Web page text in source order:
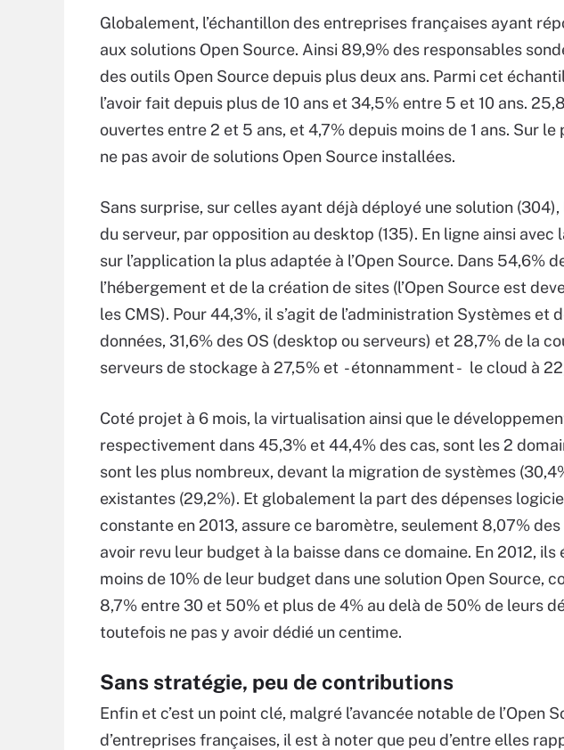
Globalement, l’échantillon des entreprises françaises ayant
aux solutions Open Source. Ainsi 89,9% des responsables
des outils Open Source depuis plus deux ans. Parmi cet
l’avoir fait depuis plus de 10 ans et 34,5% entre 5 et 10 ans.
ouvertes entre 2 et 5 ans, et 4,7% depuis moins de 1 ans. Sur
ne pas avoir de solutions Open Source installées.
Sans surprise, sur celles ayant déjà déployé une solution
du serveur, par opposition au desktop (135). En ligne ainsi
sur l’application la plus adaptée à l’Open Source. Dans 54,6%
l’hébergement et de la création de sites (l’Open Source est
les CMS). Pour 44,3%, il s’agit de l’administration Systèmes et
données, 31,6% des OS (desktop ou serveurs) et 28,7% de la
serveurs de stockage à 27,5% et - étonnamment - le cloud à
Coté projet à 6 mois, la virtualisation ainsi que le
respectivement dans 45,3% et 44,4% des cas, sont les 2
sont les plus nombreux, devant la migration de systèmes
existantes (29,2%). Et globalement la part des dépenses
constante en 2013, assure ce baromètre, seulement 8,07%
avoir revu leur budget à la baisse dans ce domaine. En 2012,
moins de 10% de leur budget dans une solution Open Source,
8,7% entre 30 et 50% et plus de 4% au delà de 50% de leurs
toutefois ne pas y avoir dédié un centime.
Sans stratégie, peu de contributions
Enfin et c’est un point clé, malgré l’avancée notable de l’Open
d’entreprises françaises, il est à noter que peu d’entre elles